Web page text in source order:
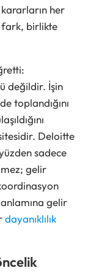
her
fark, birlikte
değildir. İşin
toplandığını
Deloitte
sadece
gelir
gelir
dayanıklılık